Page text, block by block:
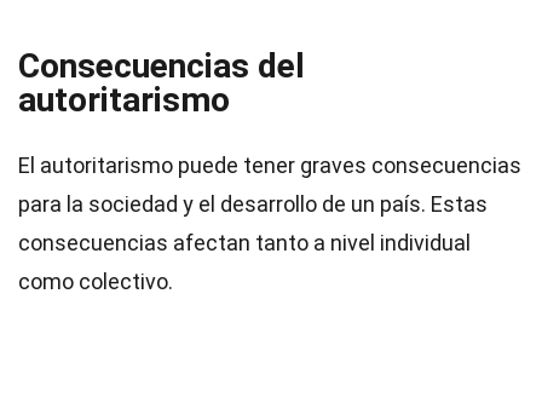
Consecuencias del
autoritarismo
El autoritarismo puede tener graves consecuencias
para la sociedad y el desarrollo de un país. Estas
consecuencias afectan tanto a nivel individual
como colectivo.